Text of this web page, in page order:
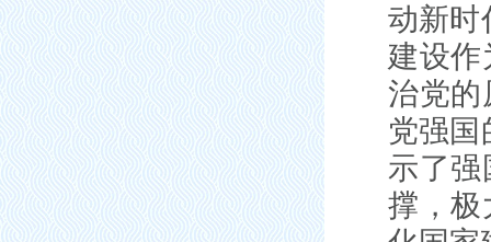
动新时
建设作
治党的
党强国
示了强
撑，极